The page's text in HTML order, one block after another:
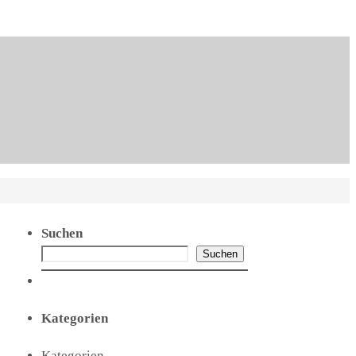
Suchen
Suchen
Kategorien